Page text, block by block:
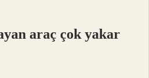
araç çok yakar